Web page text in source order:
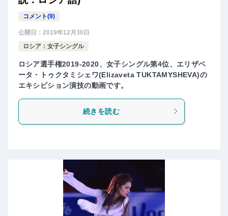
コメント(9)
公開日： 2019年12月30日
ロシア：女子シングル
ロシア選手権2019-2020、女子シングル第4位、エリザベ
ータ・トゥクタミシェワ(Elizaveta TUKTAMYSHEVA)の
エキシビション演技の動画です。
続きを読む